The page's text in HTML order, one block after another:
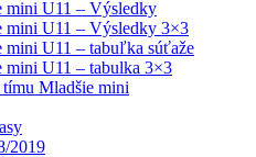
mini U11 – Výsledky
mini U11 – Výsledky 3×3
mini U11 – tabuľka súťaže
mini U11 – tabulka 3×3
tímu Mladšie mini
2019